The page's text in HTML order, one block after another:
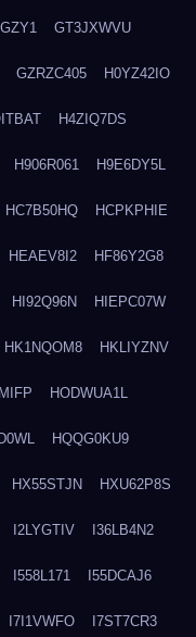
GT3JXWVU
GZRZC405 H0YZ42IO
H4ZIQ7DS
H906R061 H9E6DY5L
HC7B50HQ HCPKPHIE
HEAEV8I2 HF86Y2G8
HI92Q96N HIEPC07W
HK1NQOM8 HKLIYZNV
HODWUA1L
HQQG0KU9
HX55STJN HXU62P8S
I2LYGTIV I36LB4N2
I558L171 I55DCAJ6
I7I1VWFO I7ST7CR3